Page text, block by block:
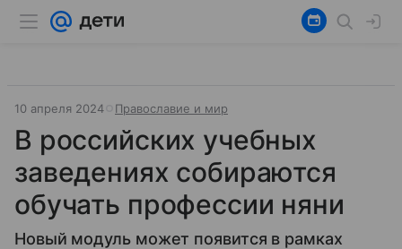
10 апреля 2024 Православие и мир
В российских учебных
заведениях собираются
обучать профессии няни
Новый модуль может появится в рамках